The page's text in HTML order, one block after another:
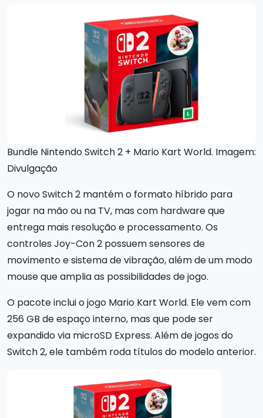
Bundle Nintendo Switch 2 + Mario Kart World. Imagem:
Divulgação
O novo Switch 2 mantém o formato híbrido para
jogar na mão ou na TV, mas com hardware que
entrega mais resolução e processamento. Os
controles Joy-Con 2 possuem sensores de
movimento e sistema de vibração, além de um modo
mouse que amplia as possibilidades de jogo.
O pacote inclui o jogo Mario Kart World. Ele vem com
256 GB de espaço interno, mas que pode ser
expandido via microSD Express. Além de jogos do
Switch 2, ele também roda títulos do modelo anterior.